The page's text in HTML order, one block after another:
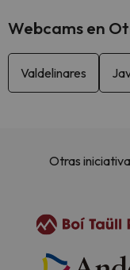
Webcams en
Valdelinares
Otras